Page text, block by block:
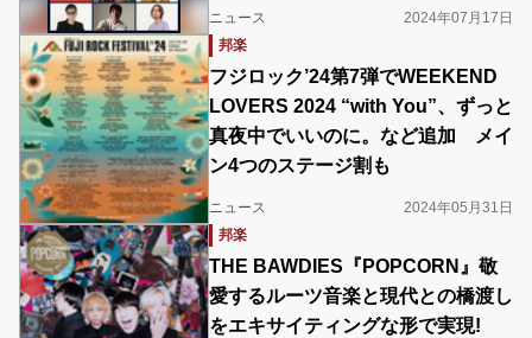
ニュース
2024年07月17日
邦楽
フジロック’24第7弾でWEEKEND
LOVERS 2024 “with You”、ずっと
真夜中でいいのに。など追加 メイ
ン4つのステージ割も
ニュース
2024年05月31日
邦楽
THE BAWDIES『POPCORN』敬
愛するルーツ音楽と現代との橋渡し
をエキサイティングな形で実現!